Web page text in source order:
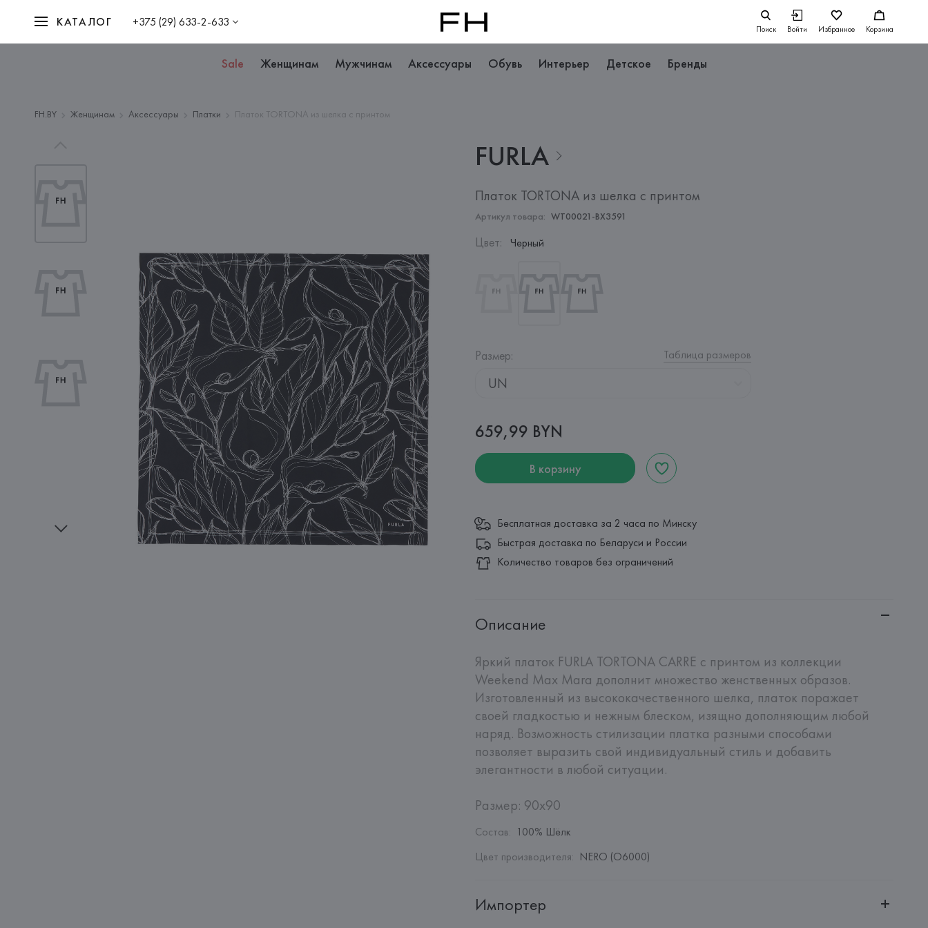
КАТАЛОГ +375 (29) 633-2-633 Поиск Войти Избранное Корзина
Sale Женщинам Мужчинам Аксессуары Обувь Интерьер Детское Бренды
FH.BY Женщинам Аксессуары Платки Платок TORTONA из шелка с принтом
FURLA
Платок TORTONA из шелка с принтом
Артикул товара: WT00021-BX3591
Цвет: Черный
Размер: Таблица размеров
UN
659,99 BYN
В корзину
Бесплатная доставка за 2 часа по Минску
Быстрая доставка по Беларуси и России
Количество товаров без ограничений
Описание
Яркий платок FURLA TORTONA CARRE с принтом из коллекции
Weekend Max Mara дополнит множество женственных образов.
Изготовленный из высококачественного шелка, платок поражает
своей гладкостью и нежным блеском, изящно дополняющим любой
наряд. Возможность стилизации платка разными способами
позволяет выразить свой индивидуальный стиль и добавить
элегантности в любой ситуации.
Размер: 90х90
Состав: 100% Шёлк
Цвет производителя: NERO (O6000)
Импортер